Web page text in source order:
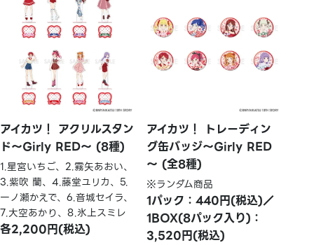
アイカツ！ アクリルスタン
ド～Girly RED～ (8種)
1.星宮いちご、2.霧矢あおい、
3.紫吹 蘭、4.藤堂ユリカ、5.
一ノ瀬かえで、6.音城セイラ、
7.大空あかり、8.氷上スミレ
各2,200円(税込)
アイカツ！ トレーディン
グ缶バッジ～Girly RED
～ (全8種)
※ランダム商品
1パック：440円(税込)／
1BOX(8パック入り)：
3,520円(税込)